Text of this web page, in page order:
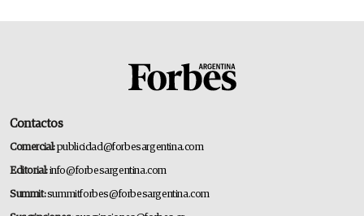
Contactos
Comercial:publicidad@forbesargentina.com
Editorial:info@forbesargentina.com
Summit:summitforbes@forbesargentina.com